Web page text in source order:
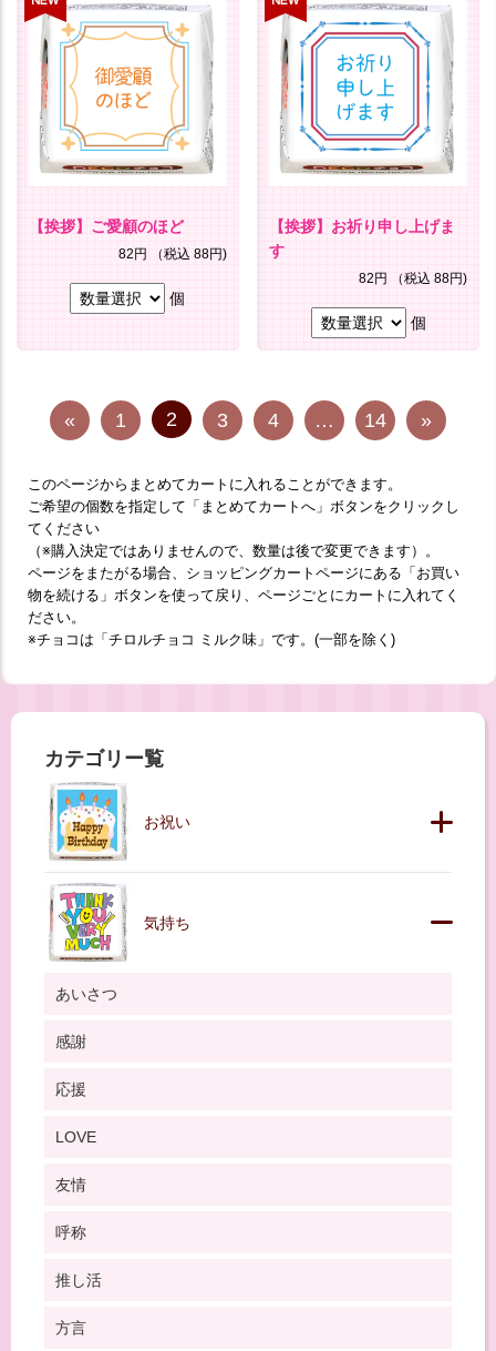
【挨拶】ご愛顧のほど
82円 （税込 88円)
個
【挨拶】お祈り申し上げま
す
82円 （税込 88円)
個
« 1 2 3 4 … 14 »
このページからまとめてカートに入れることができます。
ご希望の個数を指定して「まとめてカートへ」ボタンをクリックし
てください
（※購入決定ではありませんので、数量は後で変更できます）。
ページをまたがる場合、ショッピングカートページにある「お買い
物を続ける」ボタンを使って戻り、ページごとにカートに入れてく
ださい。
※チョコは「チロルチョコ ミルク味」です。(一部を除く)
カテゴリー覧
お祝い
気持ち
あいさつ
感謝
応援
LOVE
友情
呼称
推し活
方言